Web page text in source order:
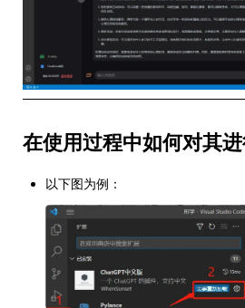
在使用过程中如何对其进
以下图为例：